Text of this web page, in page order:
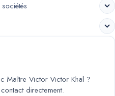
Maître Victor Victor Khal ?
directement.